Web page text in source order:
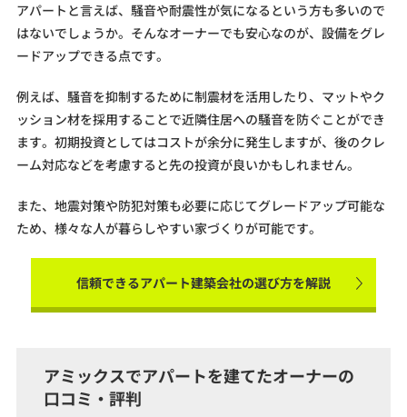
アパートと言えば、騒音や耐震性が気になるという方も多いので
はないでしょうか。そんなオーナーでも安心なのが、設備をグレ
ードアップできる点です。
例えば、騒音を抑制するために制震材を活用したり、マットやク
ッション材を採用することで近隣住居への騒音を防ぐことができ
ます。初期投資としてはコストが余分に発生しますが、後のクレ
ーム対応などを考慮すると先の投資が良いかもしれません。
また、地震対策や防犯対策も必要に応じてグレードアップ可能な
ため、様々な人が暮らしやすい家づくりが可能です。
信頼できるアパート建築会社の選び方を解説
アミックスでアパートを建てたオーナーの
口コミ・評判